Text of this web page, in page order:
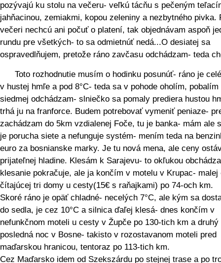
pozývajú ku stolu na večeru- veľkú tácňu s pečeným
jahňacinou, zemiakmi, kopou zeleniny a nezbytného pivka.
večeri nechcú ani počuť o platení, tak objednávam aspoň
rundu pre všetkých- to sa odmietnúť nedá...O desiatej sa
ospravedlňujem, pretože ráno zavčasu odchádzam- teda
Toto rozhodnutie musím o hodinku posunúť- ráno je
v hustej hmľe a pod 8°C- teda sa v pohode oholím, pobalím
siedmej odchádzam- slniečko sa pomaly prediera hustou
trhá ju na franforce. Budem potrebovať vymeniť peniaze-
zachádzam do 5km vzdialenej Foče, tu je banka- mám ale
je porucha siete a nefunguje systém- mením teda na
euro za bosnianske marky. Je tu nová mena, ale ceny
prijateľnej hladine. Klesám k Sarajevu- to okľukou
klesanie pokračuje, ale ja končím v motelu v Krupac- malej
čítajúcej tri domy u cesty(15€ s raňajkami) po 74-och km.
Skoré ráno je opäť chladné- necelých 7°C, ale kým sa
do sedla, je cez 10°C a silnica ďaľej klesá- dnes končím v
nefunkčnom moteli u cesty v Župče po 130-tich km a druhý
posledná noc v Bosne- takisto v rozostavanom moteli pred
maďarskou hranicou, tentoraz po 113-tich km.
Cez Maďarsko idem od Szekszárdu po stejnej trase a po